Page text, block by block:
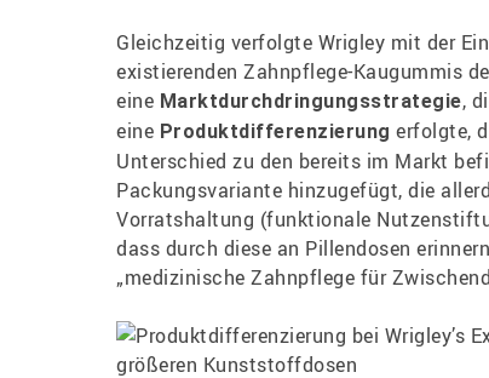
Gleichzeitig verfolgte Wrigley mit der
existierenden Zahnpflege-Kaugummis
eine Marktdurchdringungsstrategie,
eine Produktdifferenzierung erfolgte,
Unterschied zu den bereits im Markt
Packungsvariante hinzugefügt, die
Vorratshaltung (funktionale
dass durch diese an Pillendosen
„medizinische Zahnpflege für